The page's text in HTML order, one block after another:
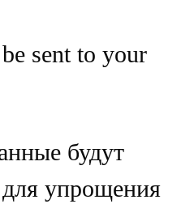
sent to your
будут
для упрощения